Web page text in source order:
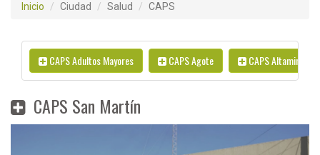
Inicio Ciudad Salud CAPS
CAPS Adultos Mayores CAPS Agote CAPS Altamira
CAPS San Martín